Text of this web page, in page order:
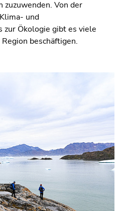
zuzuwenden. Von der
und
zur Ökologie gibt es viele
beschäftigen.